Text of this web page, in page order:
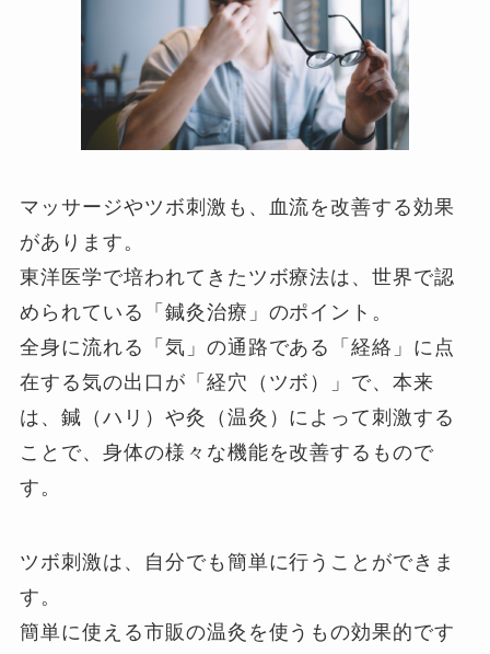
マッサージやツボ刺激も、血流を改善する効果
があります。
東洋医学で培われてきたツボ療法は、世界で認
められている「鍼灸治療」のポイント。
全身に流れる「気」の通路である「経絡」に点
在する気の出口が「経穴（ツボ）」で、本来
は、鍼（ハリ）や灸（温灸）によって刺激する
ことで、身体の様々な機能を改善するもので
す。
ツボ刺激は、自分でも簡単に行うことができま
す。
簡単に使える市販の温灸を使うもの効果的です